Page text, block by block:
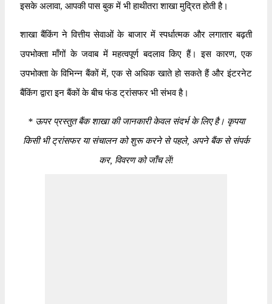
इसके अलावा, आपकी पास बुक में भी हाथीतरा शाखा मुद्रित होती है।
शाखा बैंकिंग ने वित्तीय सेवाओं के बाजार में स्पर्धात्मक और लगातार बढ़ती
उपभोक्ता माँगों के जवाब में महत्वपूर्ण बदलाव किए हैं। इस कारण, एक
उपभोक्ता के विभिन्न बैंकों में, एक से अधिक खाते हो सकते हैं और इंटरनेट
बैंकिंग द्वारा इन बैंकों के बीच फंड ट्रांसफर भी संभव है।
*ऊपर प्रस्तुत बैंक शाखा की जानकारी केवल संदर्भ के लिए है। कृपया
किसी भी ट्रांसफर या संचालन को शुरू करने से पहले, अपने बैंक से संपर्क
कर, विवरण को जाँच लें!